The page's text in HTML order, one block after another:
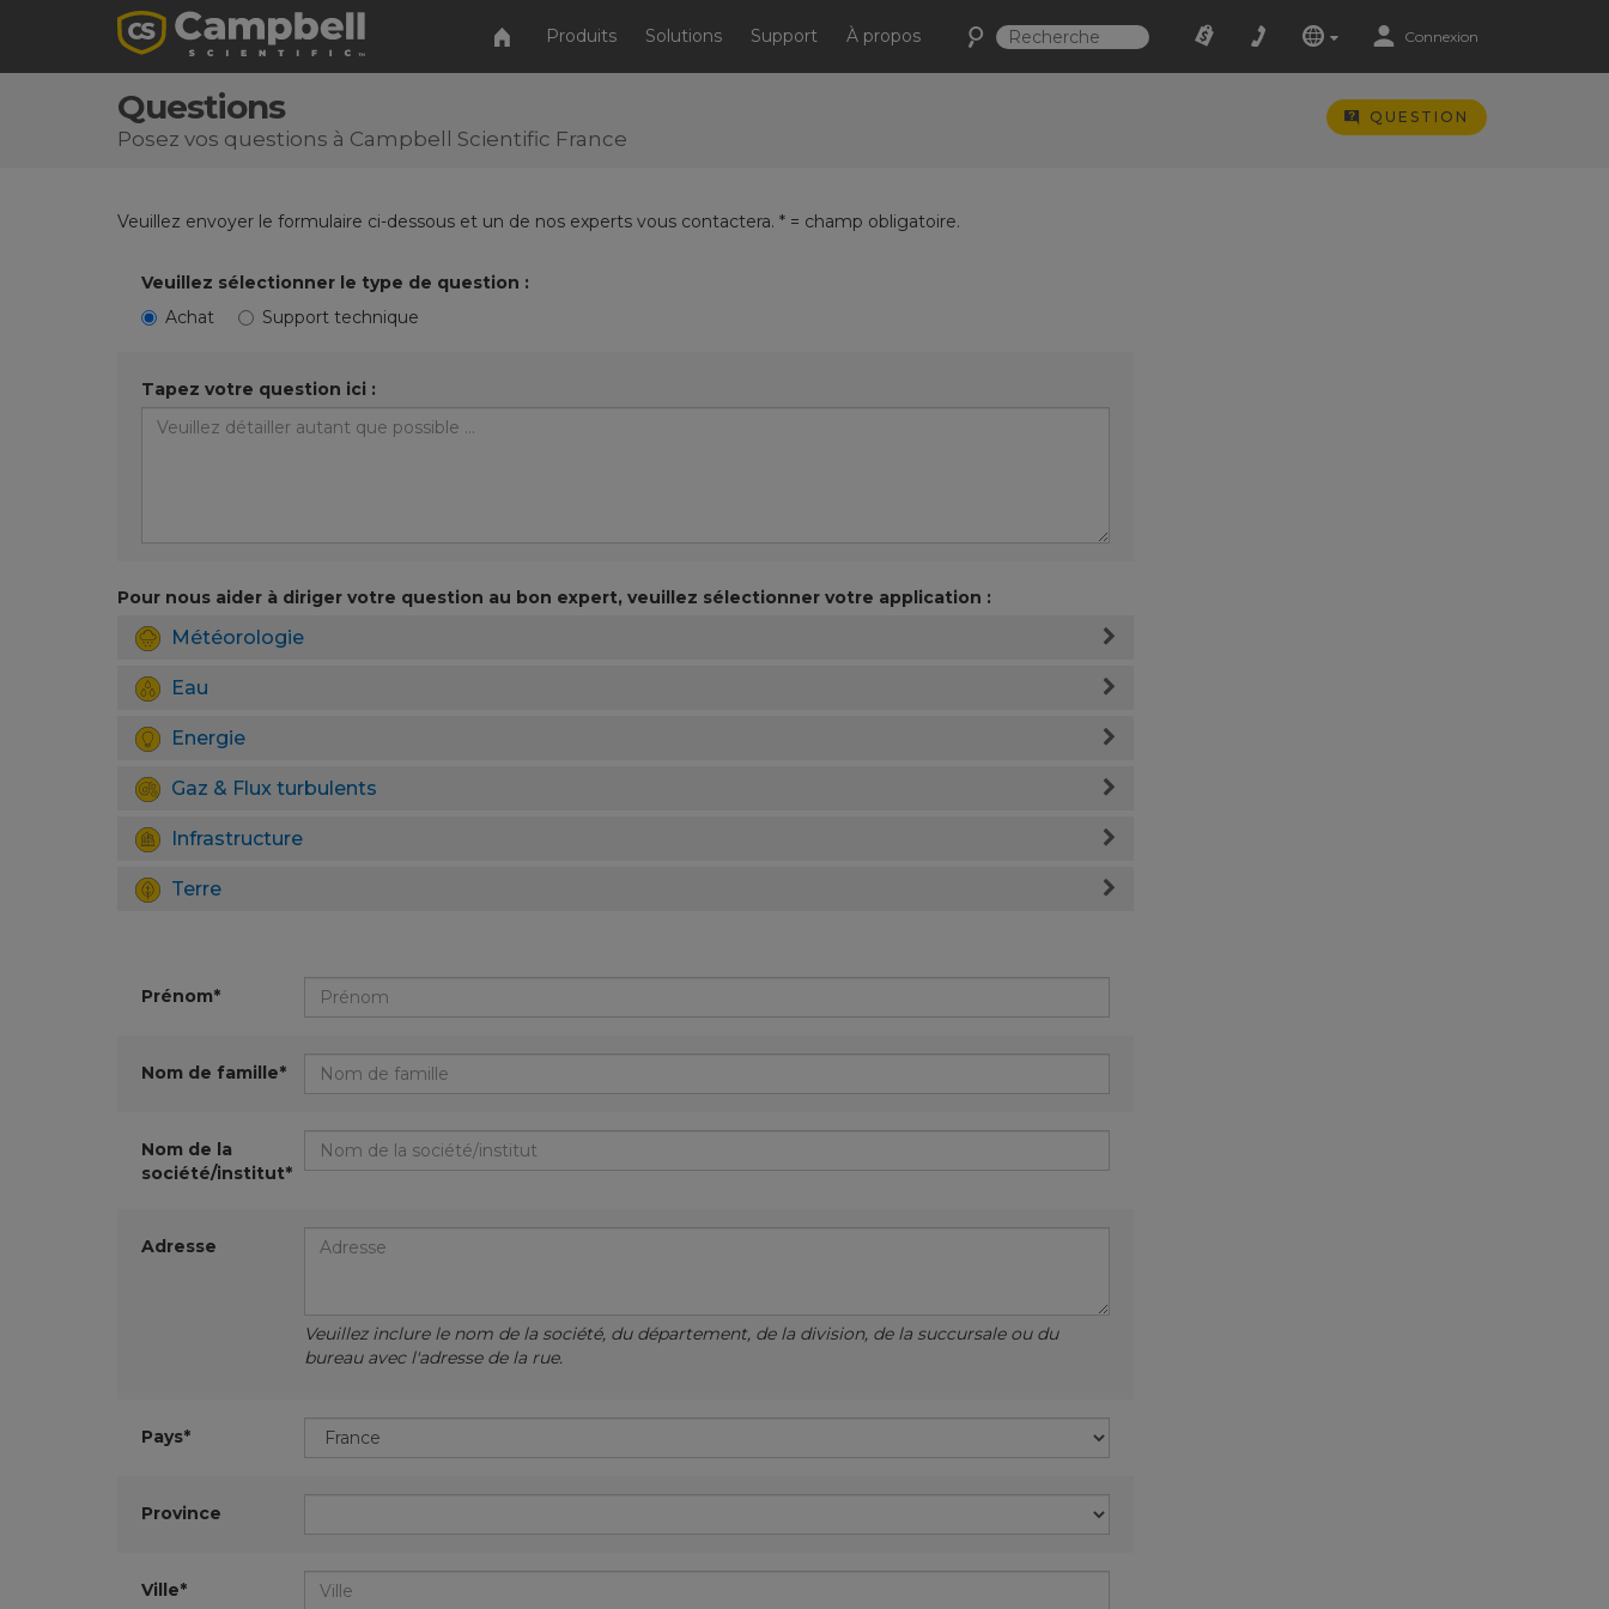
Produits Solutions Support À propos Connexion
Questions
Posez vos questions à Campbell Scientific France
QUESTION
Veuillez envoyer le formulaire ci-dessous et un de nos experts vous contactera. * = champ obligatoire.
Veuillez sélectionner le type de question :
Achat
Support technique
Tapez votre question ici :
Pour nous aider à diriger votre question au bon expert, veuillez sélectionner votre application :
Météorologie
Eau
Energie
Gaz & Flux turbulents
Infrastructure
Terre
Prénom*
Nom de famille*
Nom de la
société/institut*
Adresse
Veuillez inclure le nom de la société, du département, de la division, de la succursale ou du
bureau avec l'adresse de la rue.
Pays*
Province
Ville*